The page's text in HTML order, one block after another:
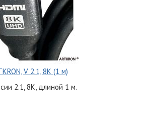
V 2.1, 8K (1 м)
2.1, 8K, длиной 1 м.